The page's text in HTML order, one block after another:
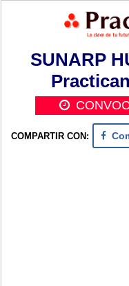
SUNARP
COMPARTIR CON: